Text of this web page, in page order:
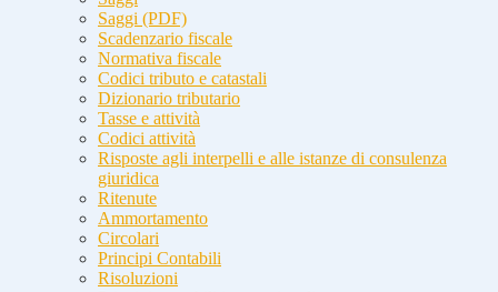
Saggi (PDF)
Scadenzario fiscale
Normativa fiscale
Codici tributo e catastali
Dizionario tributario
Tasse e attività
Codici attività
Risposte agli interpelli e alle istanze di consulenza
giuridica
Ritenute
Ammortamento
Circolari
Principi Contabili
Risoluzioni